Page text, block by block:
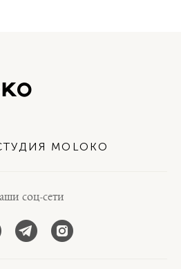
MOLOKO
соц-сети